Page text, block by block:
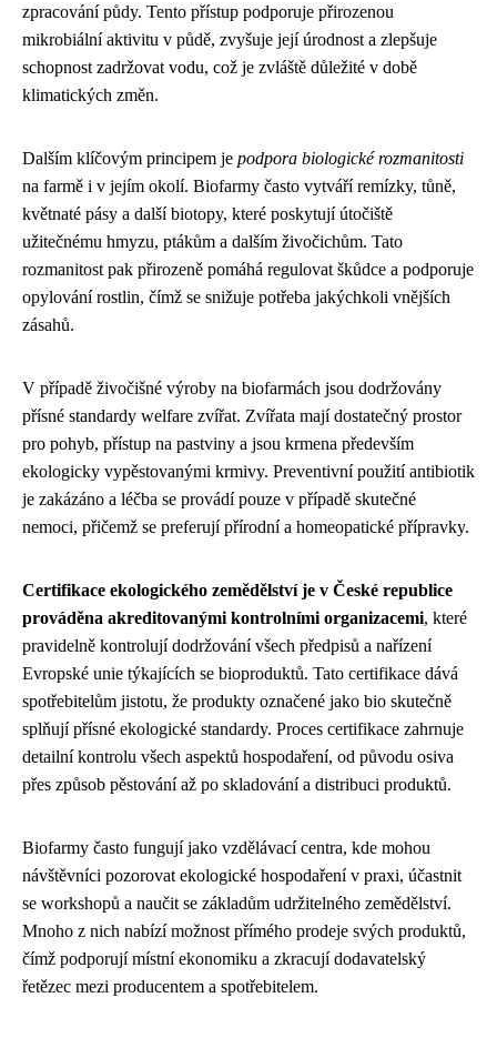
zpracování půdy. Tento přístup podporuje přirozenou
mikrobiální aktivitu v půdě, zvyšuje její úrodnost a zlepšuje
schopnost zadržovat vodu, což je zvláště důležité v době
klimatických změn.
Dalším klíčovým principem je podpora biologické rozmanitosti
na farmě i v jejím okolí. Biofarmy často vytváří remízky, tůně,
květnaté pásy a další biotopy, které poskytují útočiště
užitečnému hmyzu, ptákům a dalším živočichům. Tato
rozmanitost pak přirozeně pomáhá regulovat škůdce a podporuje
opylování rostlin, čímž se snižuje potřeba jakýchkoli vnějších
zásahů.
V případě živočišné výroby na biofarmách jsou dodržovány
přísné standardy welfare zvířat. Zvířata mají dostatečný prostor
pro pohyb, přístup na pastviny a jsou krmena především
ekologicky vypěstovanými krmivy. Preventivní použití antibiotik
je zakázáno a léčba se provádí pouze v případě skutečné
nemoci, přičemž se preferují přírodní a homeopatické přípravky.
Certifikace ekologického zemědělství je v České republice
prováděna akreditovanými kontrolními organizacemi, které
pravidelně kontrolují dodržování všech předpisů a nařízení
Evropské unie týkajících se bioproduktů. Tato certifikace dává
spotřebitelům jistotu, že produkty označené jako bio skutečně
splňují přísné ekologické standardy. Proces certifikace zahrnuje
detailní kontrolu všech aspektů hospodaření, od původu osiva
přes způsob pěstování až po skladování a distribuci produktů.
Biofarmy často fungují jako vzdělávací centra, kde mohou
návštěvníci pozorovat ekologické hospodaření v praxi, účastnit
se workshopů a naučit se základům udržitelného zemědělství.
Mnoho z nich nabízí možnost přímého prodeje svých produktů,
čímž podporují místní ekonomiku a zkracují dodavatelský
řetězec mezi producentem a spotřebitelem.